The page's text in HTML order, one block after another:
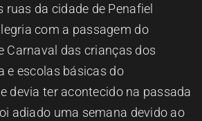
CONTACTOS
OUVIR
ruas da cidade de Penafiel
com a passagem do
Carnaval das crianças dos
e escolas básicas do
devia ter acontecido na passada
adiado uma semana devido ao